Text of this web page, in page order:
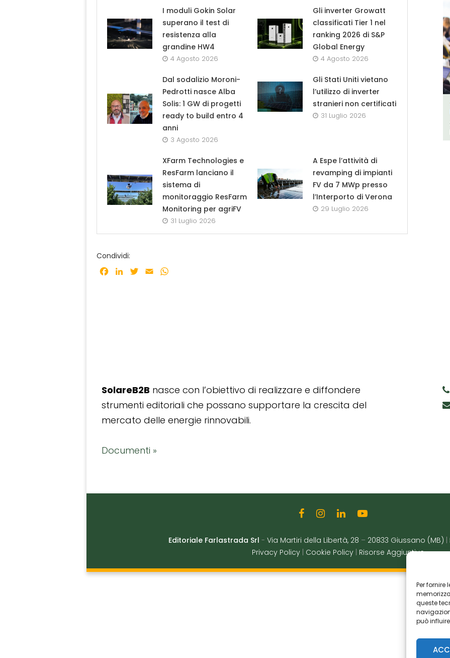
Per fornire
queste
può
I moduli Gokin Solar
superano il test di
resistenza alla
grandine HW4
4 Agosto 2026
Gli inverter Growatt
classificati Tier 1 nel
ranking 2026 di S&P
Global Energy
4 Agosto 2026
Dal sodalizio Moroni-
Pedrotti nasce Alba
Solis: 1 GW di progetti
ready to build entro 4
anni
3 Agosto 2026
Gli Stati Uniti vietano
l’utilizzo di inverter
stranieri non certificati
31 Luglio 2026
XFarm Technologies e
ResFarm lanciano il
sistema di
monitoraggio ResFarm
Monitoring per agriFV
31 Luglio 2026
A Espe l’attività di
revamping di impianti
FV da 7 MWp presso
l’Interporto di Verona
29 Luglio 2026
Condividi:
Facebook
LinkedInTwitter
Email
SolareB2B nasce con l’obiettivo di realizzare e diffondere
strumenti editoriali che possano supportare la crescita del
mercato delle energie rinnovabili.
Documenti »
Editoriale Farlastrada Srl - Via Martiri della Libertà, 28 – 20833 Giussano (MB)
Privacy Policy
Cookie Policy Risorse Aggiuntive